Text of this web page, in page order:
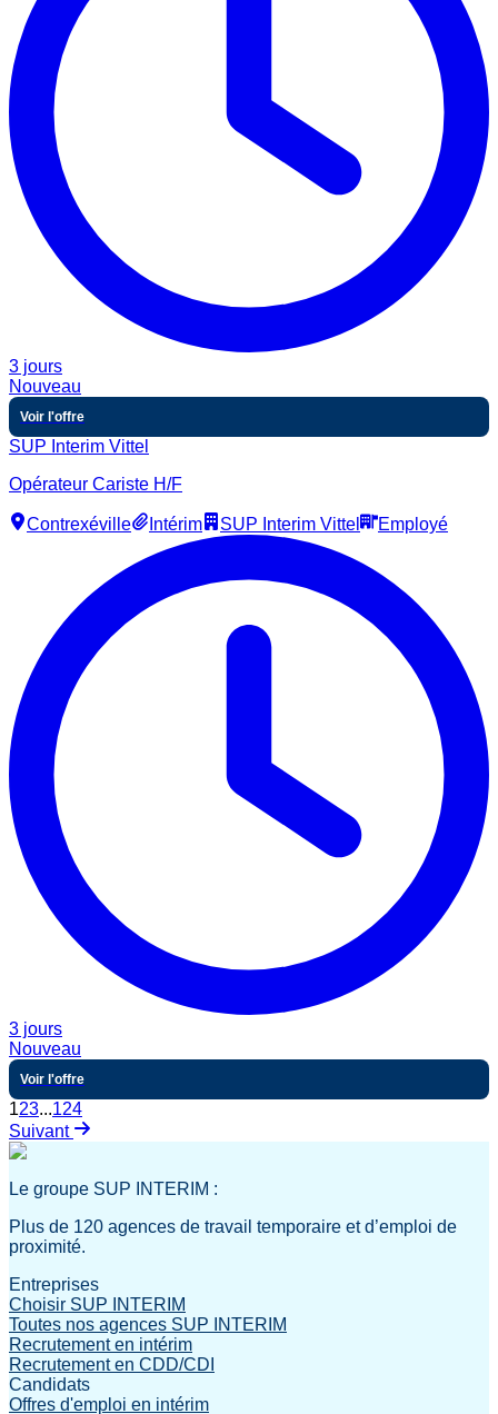
3 jours
Nouveau
Voir l'offre
SUP Interim Vittel
Opérateur Cariste H/F
Contrexéville Intérim SUP Interim Vittel Employé
3 jours
Nouveau
Voir l'offre
123...124
Suivant
Le groupe SUP INTERIM :
Plus de 120 agences de travail temporaire et d’emploi de
proximité.
Entreprises
Choisir SUP INTERIM
Toutes nos agences SUP INTERIM
Recrutement en intérim
Recrutement en CDD/CDI
Candidats
Offres d'emploi en intérim